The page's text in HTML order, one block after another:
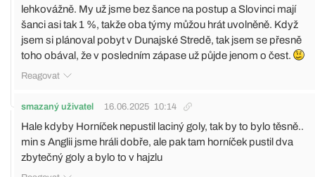
lehkovážně. My už jsme bez šance na postup a Slovinci mají
šanci asi tak 1 %, takže oba týmy můžou hrát uvolněně. Když
jsem si plánoval pobyt v Dunajské Stredě, tak jsem se přesně
toho obával, že v posledním zápase už půjde jenom o čest.
Reagovat
smazaný uživatel 16.06.2025 10:14
Hale kdyby Horníček nepustil laciný goly, tak by to bylo těsně..
min s Anglii jsme hráli dobře, ale pak tam horníček pustil dva
zbytečný goly a bylo to v hajzlu